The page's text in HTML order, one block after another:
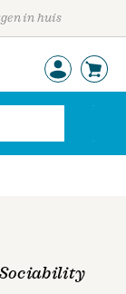
in huis